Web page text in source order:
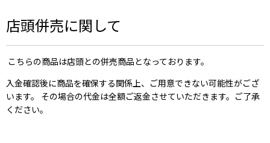
店頭併売に関して
こちらの商品は店頭との併売商品となっております。
入金確認後に商品を確保する関係上、ご用意できない可能性がござ
います。 その場合の代金は全額ご返金させていただきます。ご了承
ください。